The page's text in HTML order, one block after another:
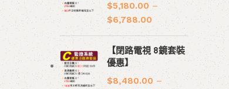
$5,180.00–
$6,788.00
【閉路電視 8鏡套裝
優惠】
$8,480.00–